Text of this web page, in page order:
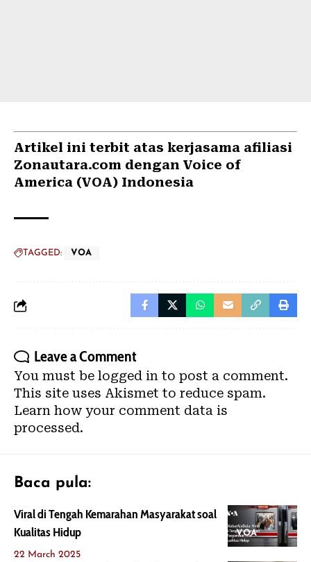
Artikel ini terbit atas kerjasama afiliasi
Zonautara.com dengan Voice of
America (VOA) Indonesia
TAGGED: VOA
Leave a Comment
You must be logged in to post a comment.
This site uses Akismet to reduce spam.
Learn how your comment data is
processed.
Baca pula:
VOA
Viral di Tengah Kemarahan Masyarakat soal
Kualitas Hidup
22 March 2025